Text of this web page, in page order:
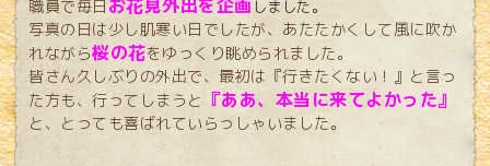
職員で毎日 お花見外出を企画 しました。
写真の日は少し肌寒い日でしたが、あたたかくして風に吹か
れながら桜の花をゆっくり眺められました。
皆さん久しぶりの外出で、最初は『行きたくない！』と言っ
た方も、行ってしまうと『ああ、本当に来てよかった』
と、とっても喜ばれていらっしゃいました。